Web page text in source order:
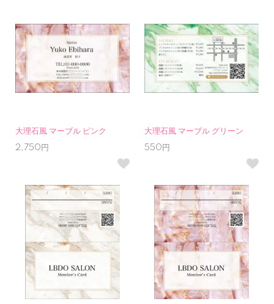
大理石風 マーブル ピンク
2,750円
大理石風 マーブル グリーン
550円